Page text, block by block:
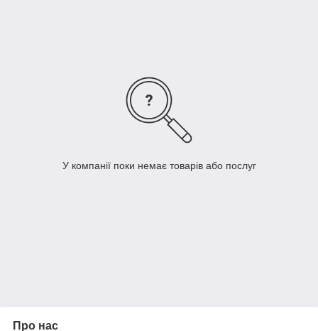
У компанії поки немає товарів або послуг
Про нас